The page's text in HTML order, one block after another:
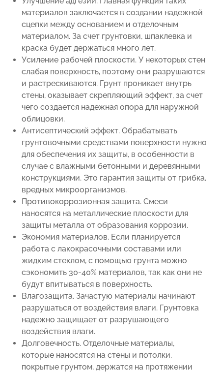
материалов заключается в создании надежной
сцепки между основанием и отделочным
материалом. За счет грунтовки, шпаклевка и
краска будет держаться много лет.
Усиление рабочей плоскости. У некоторых стен
слабая поверхность, поэтому они разрушаются
и растрескиваются. Грунт проникает внутрь
стены, оказывает скрепляющий эффект, за счет
чего создается надежная опора для наружной
облицовки.
Антисептический эффект. Обрабатывать
грунтовочными средствами поверхности нужно
для обеспечения их защиты, в особенности в
случае с влажными бетонными и деревянными
конструкциями. Это гарантия защиты от грибка,
вредных микроорганизмов.
Противокоррозионная защита. Смеси
наносятся на металлические плоскости для
защиты металла от образования коррозии.
Экономия материалов. Если планируется
работа с лакокрасочными составами или
жидким стеклом, с помощью грунта можно
сэкономить 30-40% материалов, так как они не
будут впитываться в поверхность.
Влагозащита. Зачастую материалы начинают
разрушаться от воздействия влаги. Грунтовка
надежно защищает от разрушающего
воздействия влаги.
Долговечность. Отделочные материалы,
которые наносятся на стены и потолки,
покрытые грунтом, держатся на протяжении